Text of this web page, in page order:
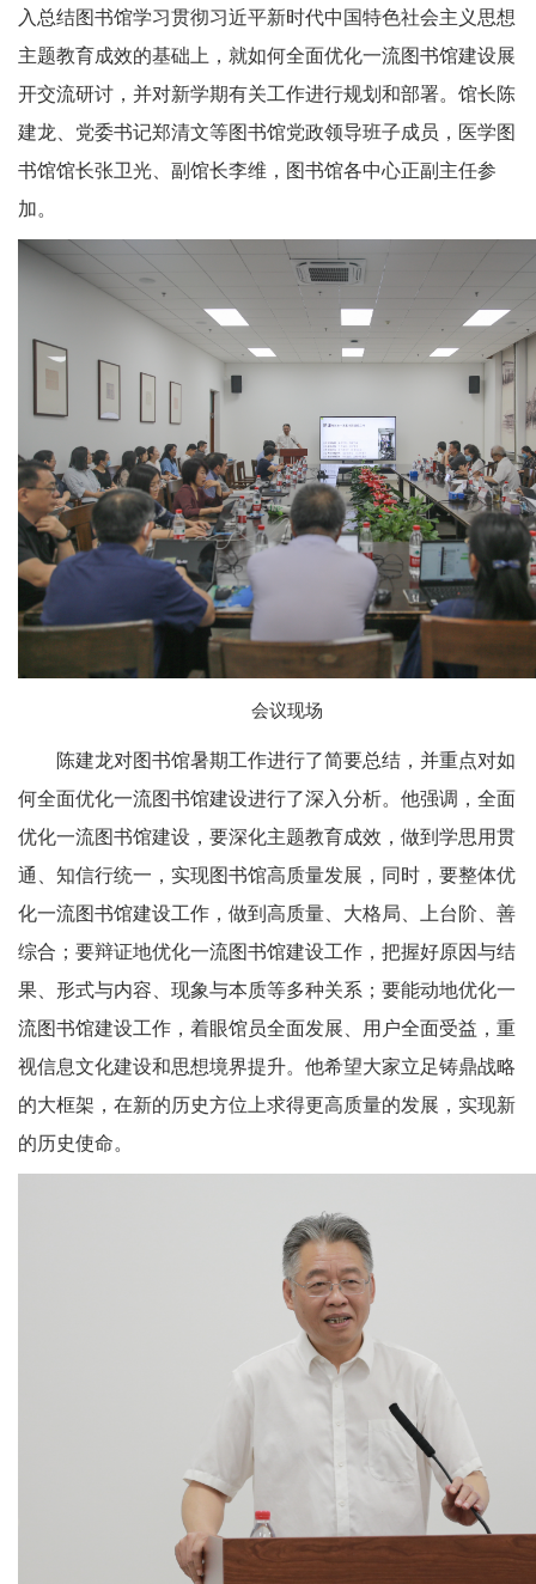
入总结图书馆学习贯彻习近平新时代中国特色社会主义思想
主题教育成效的基础上，就如何全面优化一流图书馆建设展
开交流研讨，并对新学期有关工作进行规划和部署。馆长陈
建龙、党委书记郑清文等图书馆党政领导班子成员，医学图
书馆馆长张卫光、副馆长李维，图书馆各中心正副主任参
加。
会议现场
陈建龙对图书馆暑期工作进行了简要总结，并重点对如
何全面优化一流图书馆建设进行了深入分析。他强调，全面
优化一流图书馆建设，要深化主题教育成效，做到学思用贯
通、知信行统一，实现图书馆高质量发展，同时，要整体优
化一流图书馆建设工作，做到高质量、大格局、上台阶、善
综合；要辩证地优化一流图书馆建设工作，把握好原因与结
果、形式与内容、现象与本质等多种关系；要能动地优化一
流图书馆建设工作，着眼馆员全面发展、用户全面受益，重
视信息文化建设和思想境界提升。他希望大家立足铸鼎战略
的大框架，在新的历史方位上求得更高质量的发展，实现新
的历史使命。